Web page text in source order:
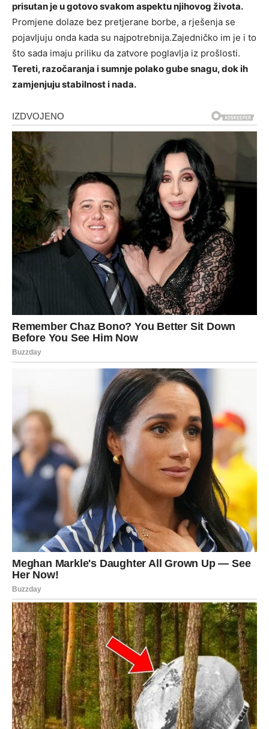
prisutan je u gotovo svakom aspektu njihovog života.
Promjene dolaze bez pretjerane borbe, a rješenja se
pojavljuju onda kada su najpotrebnija.Zajedničko im je i to
što sada imaju priliku da zatvore poglavlja iz prošlosti.
Tereti, razočaranja i sumnje polako gube snagu, dok ih
zamjenjuju stabilnost i nada.